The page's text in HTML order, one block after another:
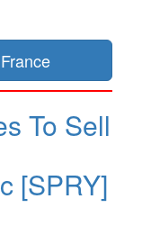
To Sell
[SPRY]